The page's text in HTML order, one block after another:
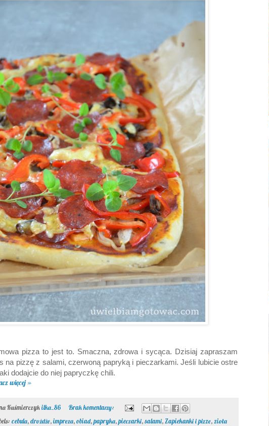
pizza to jest to. Smaczna, zdrowa i sycąca. Dzisiaj zapraszam
na pizzę z salami, czerwoną papryką i pieczarkami. Jeśli lubicie ostre
dodajcie do niej papryczkę chili.
więcej »
Kuśmierczykilka_86
Brak komentarzy:
cebula,drożdże,impreza,obiad,papryka,pieczarki,salami,Zapiekanki i pizze, zioła